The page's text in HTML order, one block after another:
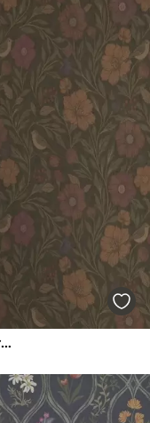
Fiori autunnali e uccelli su sfondo marrone oliva